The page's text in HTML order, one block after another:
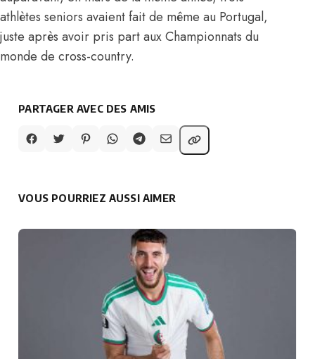
athlètes seniors avaient fait de même au Portugal,
juste après avoir pris part aux Championnats du
monde de cross-country.
PARTAGER AVEC DES AMIS
VOUS POURRIEZ AUSSI AIMER